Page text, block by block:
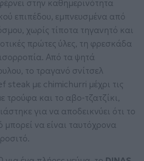
στην καθημερινότητα
επιπέδου, εμπνευσμένα από
χωρίς τίποτα τηγανητό και
πρώτες ύλες, τη φρεσκάδα
Από τα ψητά
το τραγανό σνίτσελ
steak με chimichurri μέχρι τις
τρούφα και το αβο-τζατζίκι,
για να αποδεικνύει ότι το
να είναι ταυτόχρονα